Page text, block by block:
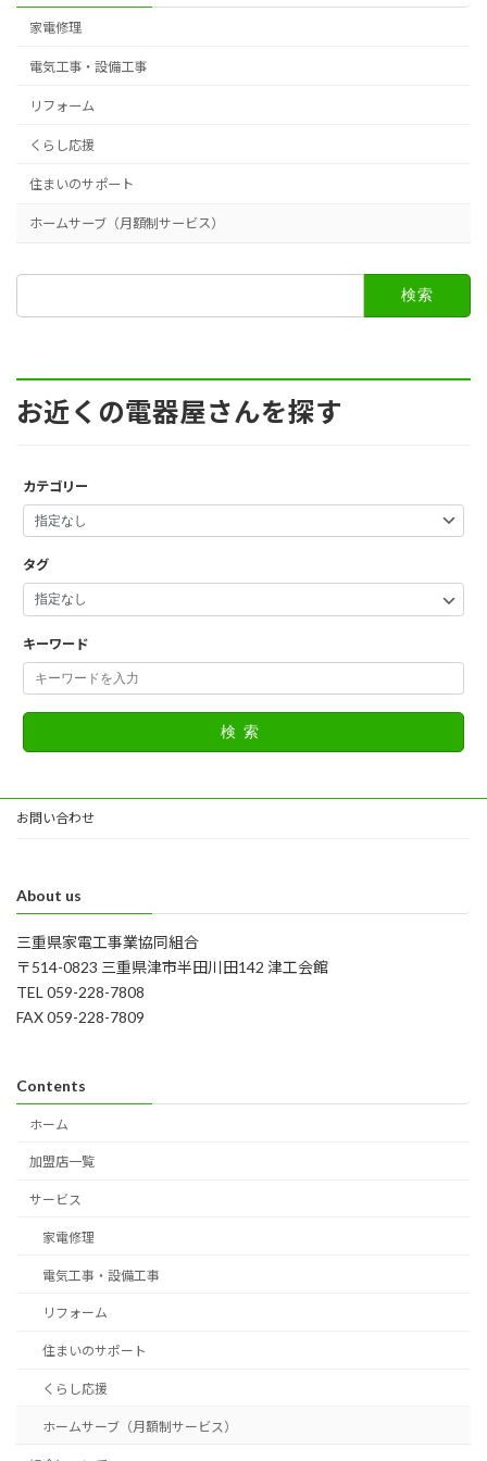
家電修理
電気工事・設備工事
リフォーム
くらし応援
住まいのサポート
ホームサーブ（月額制サービス）
お近くの電器屋さんを探す
カテゴリー
タグ
キーワード
検索
お問い合わせ
About us
三重県家電工事業協同組合
〒514-0823 三重県津市半田川田142 津工会館
TEL 059-228-7808
FAX 059-228-7809
Contents
ホーム
加盟店一覧
サービス
家電修理
電気工事・設備工事
リフォーム
住まいのサポート
くらし応援
ホームサーブ（月額制サービス）